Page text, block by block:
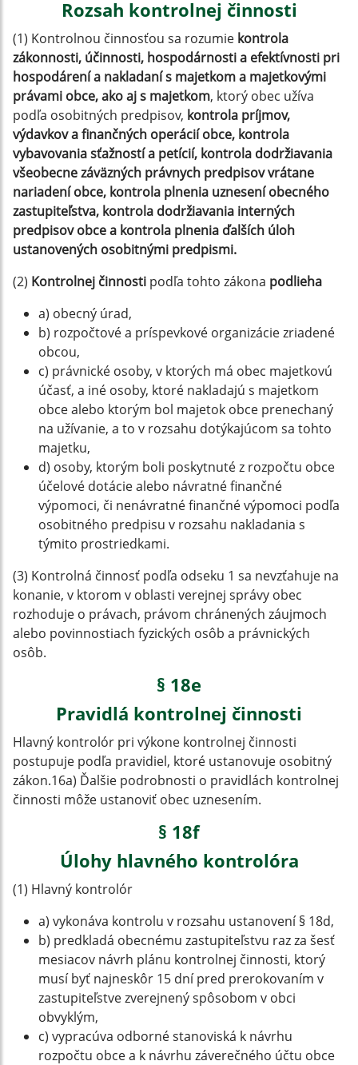
Rozsah kontrolnej činnosti
(1) Kontrolnou činnosťou sa rozumie kontrola
zákonnosti, účinnosti, hospodárnosti a efektívnosti pri
hospodárení a nakladaní s majetkom a majetkovými
právami obce, ako aj s majetkom, ktorý obec užíva
podľa osobitných predpisov, kontrola príjmov,
výdavkov a finančných operácií obce, kontrola
vybavovania sťažností a petícií, kontrola dodržiavania
všeobecne záväzných právnych predpisov vrátane
nariadení obce, kontrola plnenia uznesení obecného
zastupiteľstva, kontrola dodržiavania interných
predpisov obce a kontrola plnenia ďalších úloh
ustanovených osobitnými predpismi.
(2) Kontrolnej činnosti podľa tohto zákona podlieha
a) obecný úrad,
b) rozpočtové a príspevkové organizácie zriadené
obcou,
c) právnické osoby, v ktorých má obec majetkovú
účasť, a iné osoby, ktoré nakladajú s majetkom
obce alebo ktorým bol majetok obce prenechaný
na užívanie, a to v rozsahu dotýkajúcom sa tohto
majetku,
d) osoby, ktorým boli poskytnuté z rozpočtu obce
účelové dotácie alebo návratné finančné
výpomoci, či nenávratné finančné výpomoci podľa
osobitného predpisu v rozsahu nakladania s
týmito prostriedkami.
(3) Kontrolná činnosť podľa odseku 1 sa nevzťahuje na
konanie, v ktorom v oblasti verejnej správy obec
rozhoduje o právach, právom chránených záujmoch
alebo povinnostiach fyzických osôb a právnických
osôb.
§ 18e
Pravidlá kontrolnej činnosti
Hlavný kontrolór pri výkone kontrolnej činnosti
postupuje podľa pravidiel, ktoré ustanovuje osobitný
zákon.16a) Ďalšie podrobnosti o pravidlách kontrolnej
činnosti môže ustanoviť obec uznesením.
§ 18f
Úlohy hlavného kontrolóra
(1) Hlavný kontrolór
a) vykonáva kontrolu v rozsahu ustanovení § 18d,
b) predkladá obecnému zastupiteľstvu raz za šesť
mesiacov návrh plánu kontrolnej činnosti, ktorý
musí byť najneskôr 15 dní pred prerokovaním v
zastupiteľstve zverejnený spôsobom v obci
obvyklým,
c) vypracúva odborné stanoviská k návrhu
rozpočtu obce a k návrhu záverečného účtu obce